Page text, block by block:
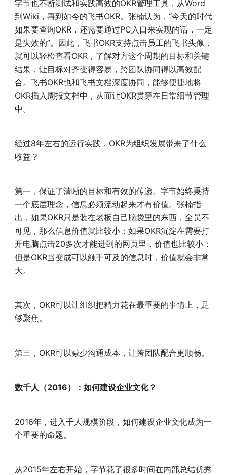
字节也不断测试和实践高效的OKR管理工具，从Word
到Wiki，再到如今的飞书OKR。张楠认为，“今天的时代
如果要查询OKR，还需要通过PC入口来实现的话，一定
是失效的”。因此，飞书OKR支持点击员工的飞书头像，
就可以轻松查看OKR，了解对方这个周期的目标和关键
结果，让目标对齐变得容易，跨团队协同得以高效配
合。飞书OKR也和飞书文档深度协同，能够便捷地将
OKR插入周报文档中，从而让OKR贯穿在日常细节管理
中。
经过8年左右的运行实践，OKR为组织发展带来了什么
收益？
第一，保证了清晰的目标和有效的传递。字节始终秉持
一个底层理念，信息必须流动起来才有价值。张楠指
出，如果OKR只是装在老板自己脑袋里的东西，全员不
可见，那么信息价值就比较小；如果OKR沉淀在需要打
开电脑点击20多次才能进到的网页里，价值也比较小；
但是OKR当变成可以触手可及的信息时，价值就会非常
大。
其次，OKR可以让组织把精力花在最重要的事情上，足
够聚焦。
第三，OKR可以减少沟通成本，让跨团队配合更顺畅。
数千人（2016）：如何建设企业文化？
2016年，进入千人规模阶段，如何建设企业文化成为一
个重要的命题。
从2015年左右开始，字节花了很多时间在内部总结优秀